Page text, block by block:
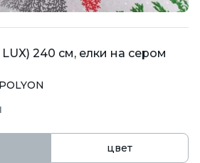
240 см, елки на сером
цвет